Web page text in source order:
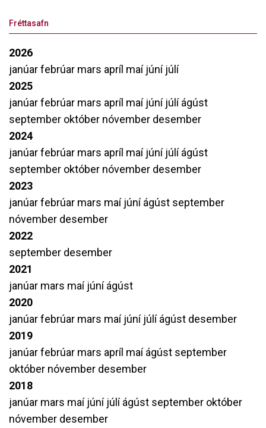
Fréttasafn
2026
janúarfebrúar mars apríl maí júní júlí
2025
janúarfebrúar mars apríl maí júní júlíágúst
september október nóvember desember
2024
janúarfebrúar mars apríl maí júní júlíágúst
september október nóvember desember
2023
janúarfebrúar mars maí júníágúst september
nóvember desember
2022
september desember
2021
janúar mars maí júníágúst
2020
janúarfebrúar mars maí júní júlíágúst desember
2019
janúarfebrúar mars apríl maíágúst september
október nóvember desember
2018
janúar mars maí júní júlíágúst september október
nóvember desember